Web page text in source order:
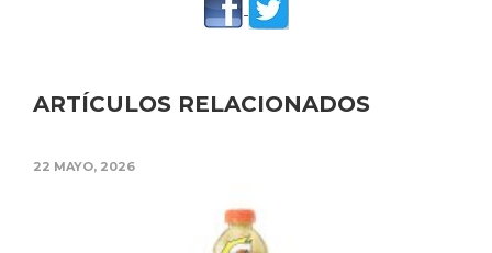
ARTÍCULOS RELACIONADOS
22 MAYO, 2026